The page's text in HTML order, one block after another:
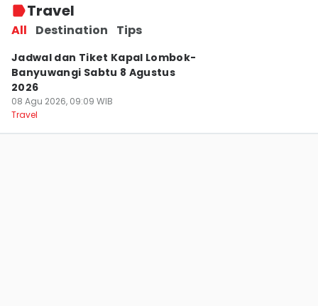
Travel
All Destination Tips
Travel
Jadwal dan Tiket Kapal Lombok-
Banyuwangi Sabtu 8 Agustus
2026
08 Agu 2026, 09:09 WIB
Travel